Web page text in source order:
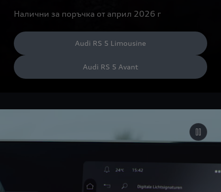
Налични за поръчка от април 2026 г
Audi RS 5 Limousine
Audi RS 5 Avant